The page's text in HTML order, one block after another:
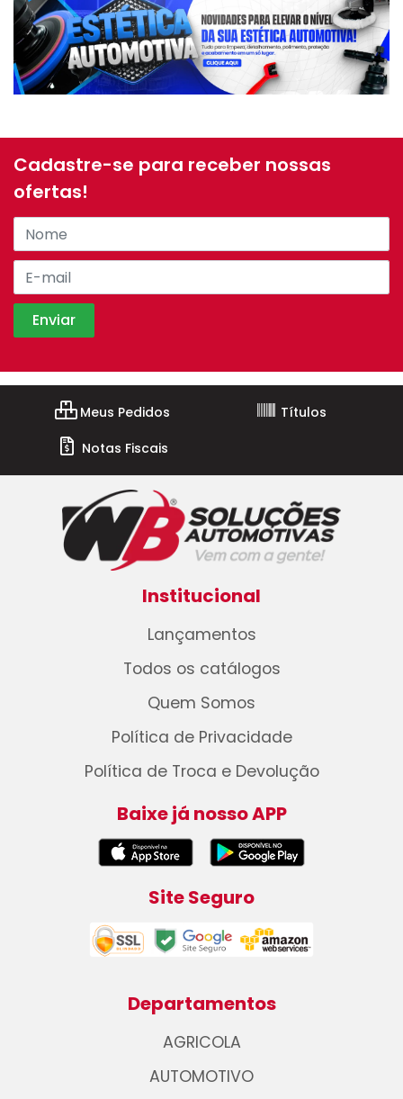
Cadastre-se para receber nossas
ofertas!
Meus Pedidos
Títulos
Notas Fiscais
Institucional
Lançamentos
Todos os catálogos
Quem Somos
Política de Privacidade
Política de Troca e Devolução
Baixe já nosso APP
Site Seguro
Departamentos
AGRICOLA
AUTOMOTIVO